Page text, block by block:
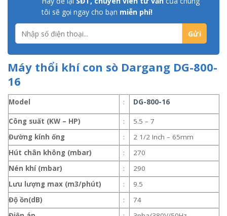
tôi sẽ gọi ngay cho bạn miễn phí!
Máy thổi khí con sò Dargang DG-800-
16
Model : DG-800-16
Công suất (KW – HP) :
5.5 – 7
Đường kính ống
:
2 1/2 Inch – 65mm
Hút chân không (mbar)
:
270
Nén khí (mbar)
:
290
Lưu lượng max (m3/phút)
:
9.5
Độ ồn(dB)
:
74